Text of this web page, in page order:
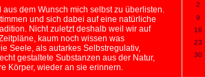
dem Wunsch mich selbst zu überlisten.
und sich dabei auf eine natürliche
Nicht zuletzt deshalb weil wir auf
kaum noch wissen was
Seele, als autarkes Selbstregulativ,
gestaltete Substanzen aus der Natur,
Körper, wieder an sie erinnern.
2
9
16
23
30